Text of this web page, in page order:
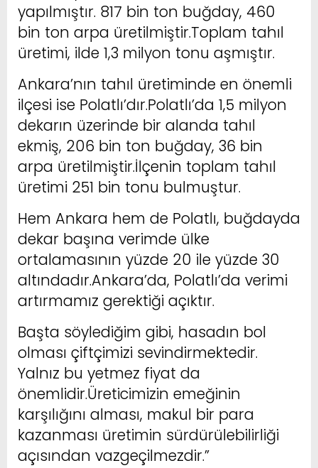
yapılmıştır. 817 bin ton buğday, 460
bin ton arpa üretilmiştir.Toplam tahıl
üretimi, ilde 1,3 milyon tonu aşmıştır.
Ankara’nın tahıl üretiminde en önemli
ilçesi ise Polatlı’dır.Polatlı’da 1,5 milyon
dekarın üzerinde bir alanda tahıl
ekmiş, 206 bin ton buğday, 36 bin
arpa üretilmiştir.İlçenin toplam tahıl
üretimi 251 bin tonu bulmuştur.
Hem Ankara hem de Polatlı, buğdayda
dekar başına verimde ülke
ortalamasının yüzde 20 ile yüzde 30
altındadır.Ankara’da, Polatlı’da verimi
artırmamız gerektiği açıktır.
Başta söylediğim gibi, hasadın bol
olması çiftçimizi sevindirmektedir.
Yalnız bu yetmez fiyat da
önemlidir.Üreticimizin emeğinin
karşılığını alması, makul bir para
kazanması üretimin sürdürülebilirliği
açısından vazgeçilmezdir.”